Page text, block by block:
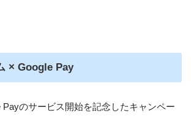
× Google Pay
のサービス開始を記念したキャンペー